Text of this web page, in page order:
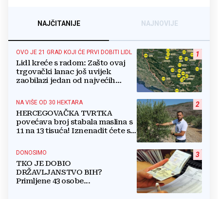
NAJČITANIJE NAJNOVIJE
1
OVO JE 21 GRAD KOJI ĆE PRVI DOBITI LIDL
Lidl kreće s radom: Zašto ovaj
trgovački lanac još uvijek
zaobilazi jedan od najvećih
2
NA VIŠE OD 30 HEKTARA
HERCEGOVAČKA TVRTKA
povećava broj stabala maslina s
11 na 13 tisuća! Iznenadit ćete se
3
DONOSIMO
TKO JE DOBIO
DRŽAVLJANSTVO BIH?
Primljene 43 osobe...